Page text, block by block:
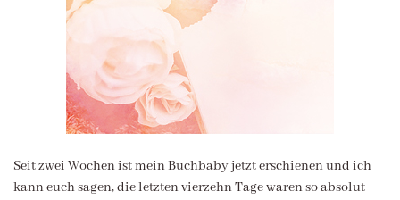
Seit zwei Wochen ist mein Buchbaby jetzt erschienen und ich
kann euch sagen, die letzten vierzehn Tage waren so absolut